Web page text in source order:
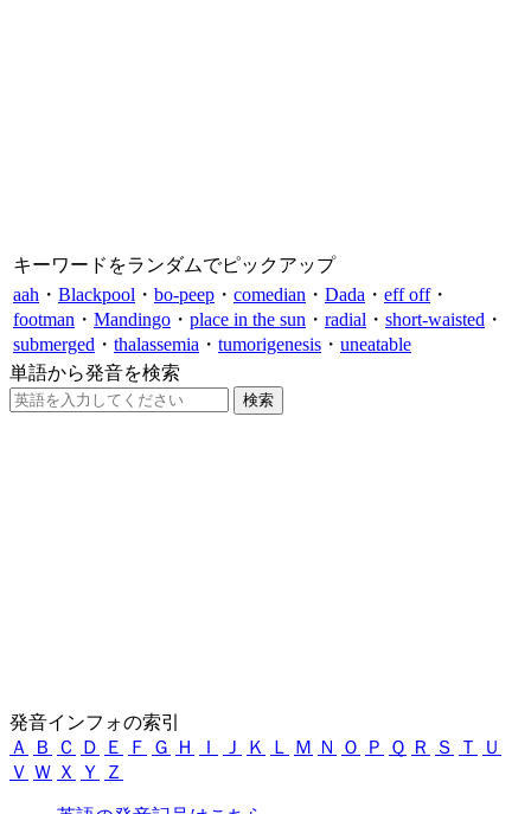
キーワードをランダムでピックアップ
aah ・ Blackpool ・ bo-peep ・ comedian ・ Dada ・ eff off・
footman ・ Mandingo ・ place in the sun ・ radial ・ short-waisted ・
submerged ・ thalassemia ・ tumorigenesis ・ uneatable
単語から発音を検索
発音インフォの索引
Ａ
Ｂ Ｃ Ｄ Ｅ Ｆ Ｇ Ｈ Ｉ Ｊ Ｋ Ｌ Ｍ Ｎ Ｏ Ｐ Ｑ Ｒ Ｓ Ｔ
Ｕ
Ｖ Ｗ Ｘ Ｙ Ｚ